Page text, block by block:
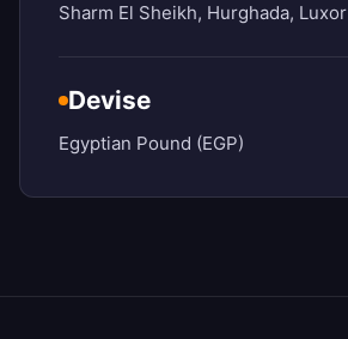
Sharm El Sheikh, Hurghada, Luxor
Devise
Egyptian Pound (EGP)